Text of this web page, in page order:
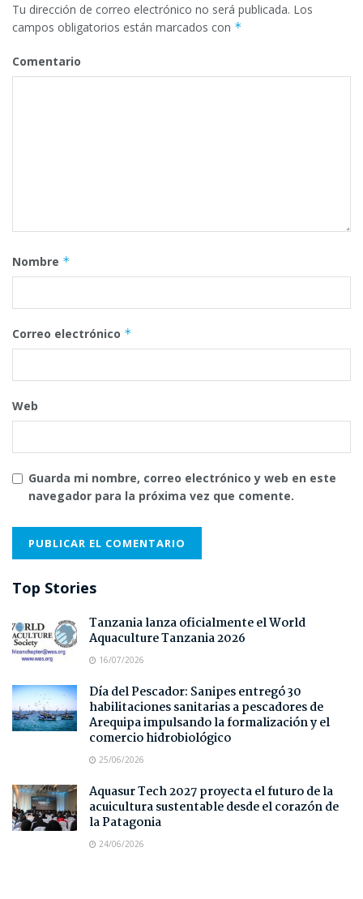
Tu dirección de correo electrónico no será publicada. Los
campos obligatorios están marcados con *
Comentario
Nombre *
Correo electrónico *
Web
Guarda mi nombre, correo electrónico y web en este
navegador para la próxima vez que comente.
Top Stories
Tanzania lanza oficialmente el World
Aquaculture Tanzania 2026
16/07/2026
Día del Pescador: Sanipes entregó 30
habilitaciones sanitarias a pescadores de
Arequipa impulsando la formalización y el
comercio hidrobiológico
25/06/2026
Aquasur Tech 2027 proyecta el futuro de la
acuicultura sustentable desde el corazón de
la Patagonia
24/06/2026